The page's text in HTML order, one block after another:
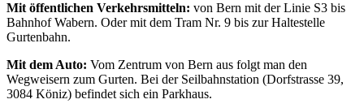
Mit öffentlichen Verkehrsmitteln: von Bern mit der Linie S3 bis
Bahnhof Wabern. Oder mit dem Tram Nr. 9 bis zur Haltestelle
Gurtenbahn.
Mit dem Auto: Vom Zentrum von Bern aus folgt man den
Wegweisern zum Gurten. Bei der Seilbahnstation (Dorfstrasse 39,
3084 Köniz) befindet sich ein Parkhaus.